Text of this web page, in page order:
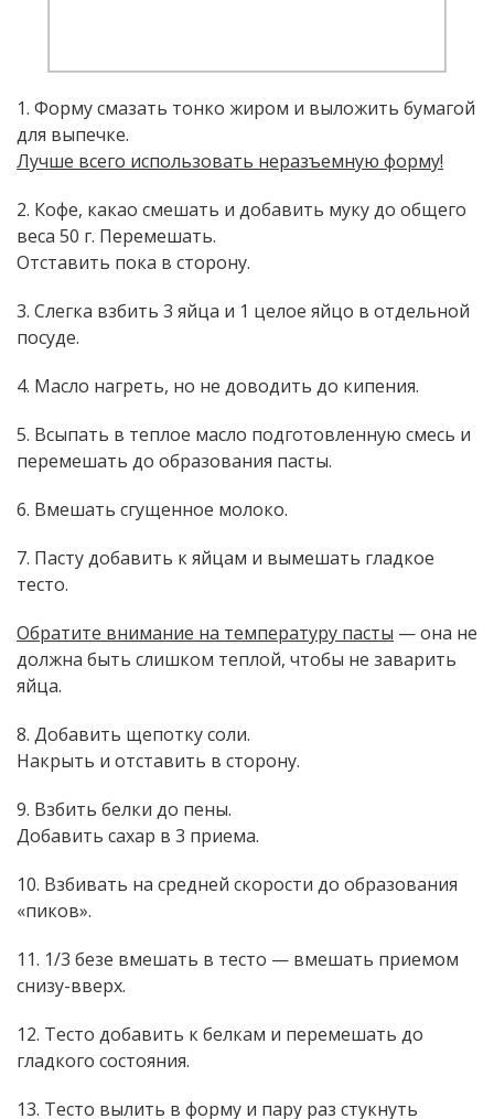
1. Форму смазать тонко жиром и выложить бумагой
для выпечке.
Лучше всего использовать неразъемную форму!
2. Кофе, какао смешать и добавить муку до общего
веса 50 г. Перемешать.
Отставить пока в сторону.
3. Слегка взбить 3 яйца и 1 целое яйцо в отдельной
посуде.
4. Масло нагреть, но не доводить до кипения.
5. Всыпать в теплое масло подготовленную смесь и
перемешать до образования пасты.
6. Вмешать сгущенное молоко.
7. Пасту добавить к яйцам и вымешать гладкое
тесто.
Обратите внимание на температуру пасты — она не
должна быть слишком теплой, чтобы не заварить
яйца.
8. Добавить щепотку соли.
Накрыть и отставить в сторону.
9. Взбить белки до пены.
Добавить сахар в 3 приема.
10. Взбивать на средней скорости до образования
«пиков».
11. 1/3 безе вмешать в тесто — вмешать приемом
снизу-вверх.
12. Тесто добавить к белкам и перемешать до
гладкого состояния.
13. Тесто вылить в форму и пару раз стукнуть